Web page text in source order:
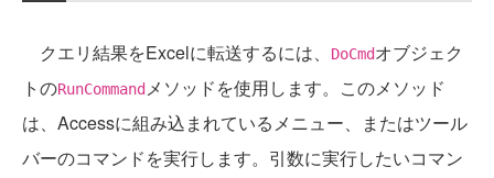
クエリ結果をExcelに転送するには、 DoCmdオブジェク
トのRunCommand メソッドを使用します。このメソッド
は、Accessに組み込まれているメニュー、またはツール
バーのコマンドを実行します。引数に実行したいコマン